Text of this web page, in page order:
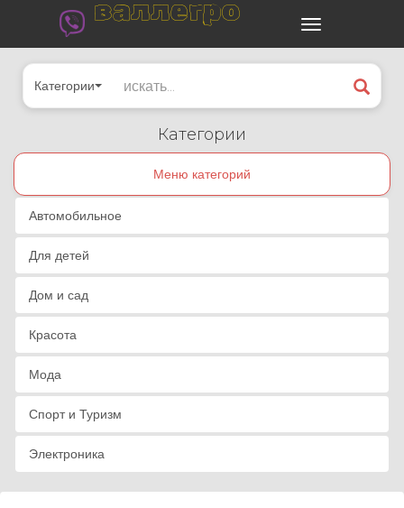
валлегро
Категории
Категории
Меню категорий
Автомобильное
Для детей
Дом и сад
Красота
Мода
Спорт и Туризм
Электроника